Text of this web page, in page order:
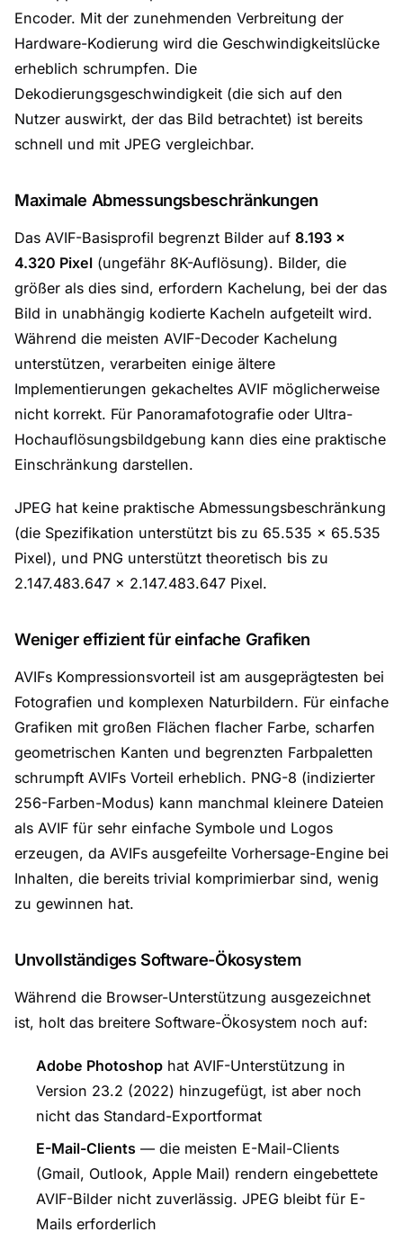
Encoder. Mit der zunehmenden Verbreitung der
Hardware-Kodierung wird die Geschwindigkeitslücke
erheblich schrumpfen. Die
Dekodierungsgeschwindigkeit (die sich auf den
Nutzer auswirkt, der das Bild betrachtet) ist bereits
schnell und mit JPEG vergleichbar.
Maximale Abmessungsbeschränkungen
Das AVIF-Basisprofil begrenzt Bilder auf 8.193 ×
4.320 Pixel (ungefähr 8K-Auflösung). Bilder, die
größer als dies sind, erfordern Kachelung, bei der das
Bild in unabhängig kodierte Kacheln aufgeteilt wird.
Während die meisten AVIF-Decoder Kachelung
unterstützen, verarbeiten einige ältere
Implementierungen gekacheltes AVIF möglicherweise
nicht korrekt. Für Panoramafotografie oder Ultra-
Hochauflösungsbildgebung kann dies eine praktische
Einschränkung darstellen.
JPEG hat keine praktische Abmessungsbeschränkung
(die Spezifikation unterstützt bis zu 65.535 × 65.535
Pixel), und PNG unterstützt theoretisch bis zu
2.147.483.647 × 2.147.483.647 Pixel.
Weniger effizient für einfache Grafiken
AVIFs Kompressionsvorteil ist am ausgeprägtesten bei
Fotografien und komplexen Naturbildern. Für einfache
Grafiken mit großen Flächen flacher Farbe, scharfen
geometrischen Kanten und begrenzten Farbpaletten
schrumpft AVIFs Vorteil erheblich. PNG-8 (indizierter
256-Farben-Modus) kann manchmal kleinere Dateien
als AVIF für sehr einfache Symbole und Logos
erzeugen, da AVIFs ausgefeilte Vorhersage-Engine bei
Inhalten, die bereits trivial komprimierbar sind, wenig
zu gewinnen hat.
Unvollständiges Software-Ökosystem
Während die Browser-Unterstützung ausgezeichnet
ist, holt das breitere Software-Ökosystem noch auf:
Adobe Photoshop hat AVIF-Unterstützung in
Version 23.2 (2022) hinzugefügt, ist aber noch
nicht das Standard-Exportformat
E-Mail-Clients — die meisten E-Mail-Clients
(Gmail, Outlook, Apple Mail) rendern eingebettete
AVIF-Bilder nicht zuverlässig. JPEG bleibt für E-
Mails erforderlich